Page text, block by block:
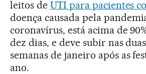
leitos de UTI para pacientes
doença causada pela
coronavírus, está acima de
dez dias, e deve subir nas
semanas de janeiro após as
ano.